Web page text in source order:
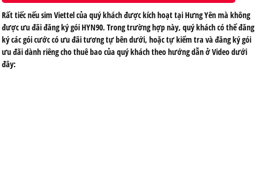
Rất tiếc nếu sim Viettel của quý khách được kích hoạt tại Hưng Yên mà không
được ưu đãi đăng ký gói HYN90. Trong trường hợp này, quý khách có thể đăng
ký các gói cước có ưu đãi tương tự bên dưới, hoặc tự kiểm tra và đăng ký gói
ưu đãi dành riêng cho thuê bao của quý khách theo hướng dẫn ở Video dưới
đây: